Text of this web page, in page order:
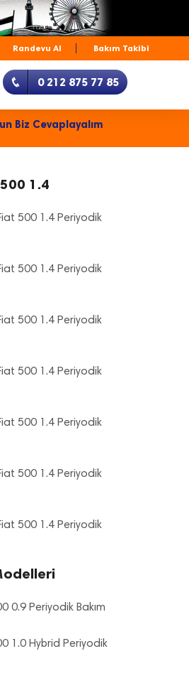
Randevu Al Bakım Takibi
0 212 875 77 85
Biz Cevaplayalım
1.4
500 1.4 Periyodik
500 1.4 Periyodik
500 1.4 Periyodik
500 1.4 Periyodik
500 1.4 Periyodik
500 1.4 Periyodik
500 1.4 Periyodik
0.9 Periyodik Bakım
1.0 Hybrid Periyodik